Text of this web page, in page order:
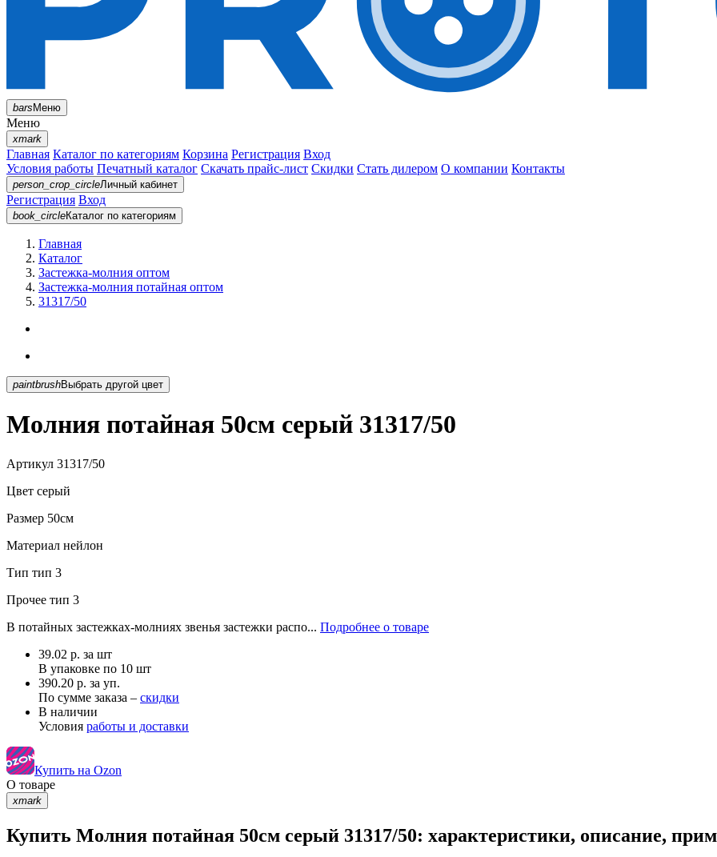
barsМеню
Меню
xmark
Главная Каталог по категориям Корзина Регистрация Вход
Условия работы Печатный каталог Скачать прайс-лист Скидки Стать дилером О компании Контакты
person_crop_circleЛичный кабинет
Регистрация Вход
book_circleКаталог по категориям
Главная
Каталог
Застежка-молния оптом
Застежка-молния потайная оптом
31317/50
paintbrush Выбрать другой цвет
Молния потайная 50см серый 31317/50
Артикул 31317/50
Цвет серый
Размер 50см
Материал нейлон
Тип тип 3
Прочее тип 3
В потайных застежках-молниях звенья застежки распо... Подробнее о товаре
39.02 р. за шт
В упаковке по 10 шт
390.20 р. за уп.
По сумме заказа – скидки
В наличии
Условия работы и доставки
Купить на Ozon
О товаре
xmark
Купить Молния потайная 50см серый 31317/50: характеристики, описание,